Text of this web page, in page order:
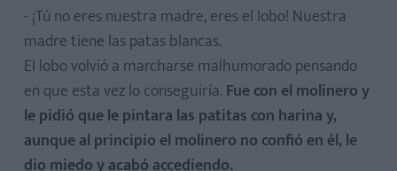
- ¡Tú no eres nuestra madre, eres el lobo! Nuestra
madre tiene las patas blancas.
El lobo volvió a marcharse malhumorado pensando
en que esta vez lo conseguiría. Fue con el molinero y
le pidió que le pintara las patitas con harina y,
aunque al principio el molinero no confió en él, le
dio miedo y acabó accediendo.